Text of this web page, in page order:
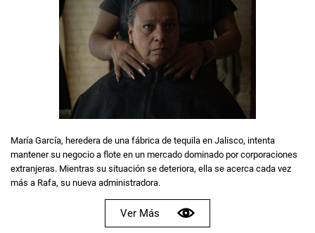
María García, heredera de una fábrica de tequila en Jalisco, intenta
mantener su negocio a flote en un mercado dominado por corporaciones
extranjeras. Mientras su situación se deteriora, ella se acerca cada vez
más a Rafa, su nueva administradora.
Ver Más